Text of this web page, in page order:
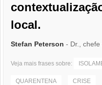
local.
Stefan Peterson - Dr.,
Veja mais frases sobre:
QUARENTENA CRISE